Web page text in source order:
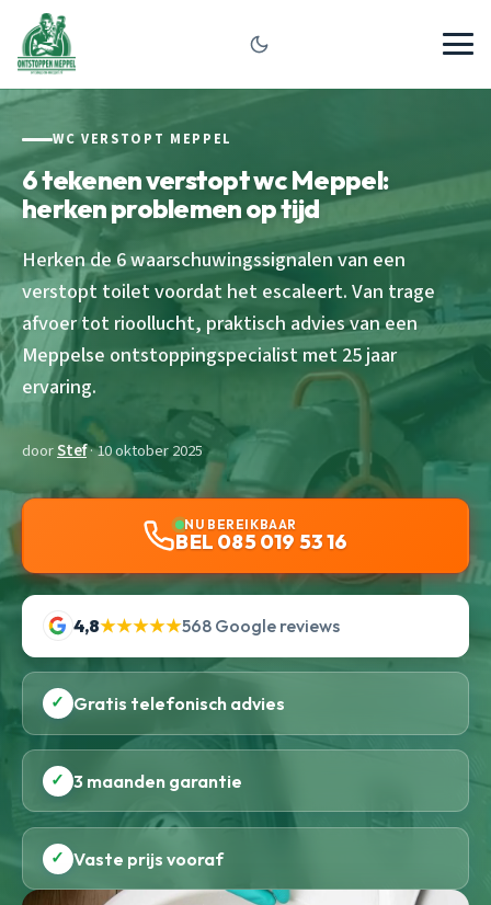
WC VERSTOPT MEPPEL
6 tekenen verstopt wc Meppel:
herken problemen op tijd
Herken de 6 waarschuwingssignalen van een
verstopt toilet voordat het escaleert. Van trage
afvoer tot rioollucht, praktisch advies van een
Meppelse ontstoppingspecialist met 25 jaar
ervaring.
doorStef· 10 oktober 2025
NU BEREIKBAAR
BEL 085 019 53 16
4,8★★★★★568 Google reviews
✓ Gratis telefonisch advies
✓ 3 maanden garantie
✓ Vaste prijs vooraf